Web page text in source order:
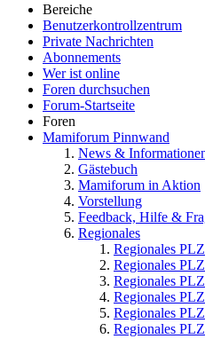
Bereiche
Benutzerkontrollzentrum
Private Nachrichten
Abonnements
Wer ist online
Foren durchsuchen
Forum-Startseite
Foren
Mamiforum Pinnwand
News &
Gästebuch
Mamiforum in Aktion
Vorstellung
Feedback, Hilfe &
Regionales
Regionales
Regionales PLZ
Regionales
Regionales
Regionales
Regionales